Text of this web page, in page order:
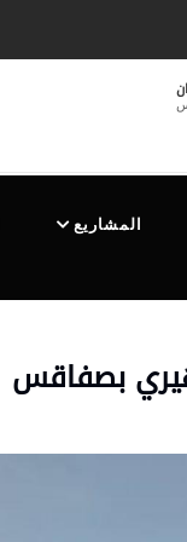
المشاريع
بصفاقس